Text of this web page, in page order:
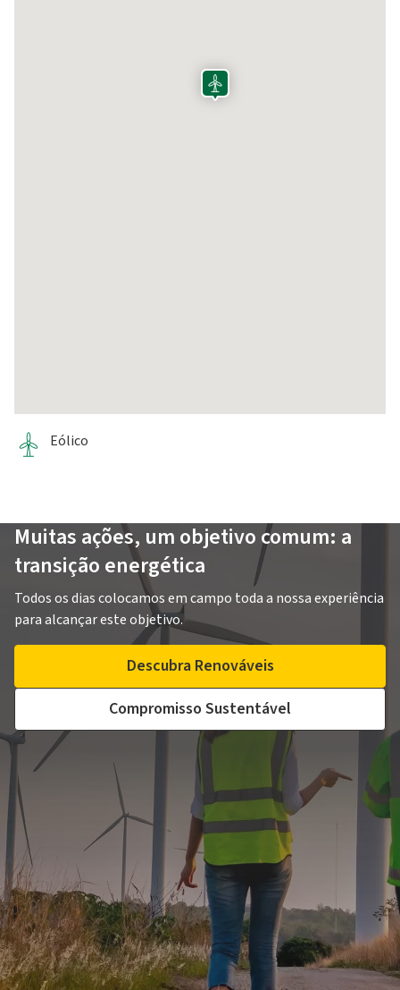
Eólico
Muitas ações, um objetivo comum: a
transição energética
Todos os dias colocamos em campo toda a nossa experiência
para alcançar este objetivo.
Descubra Renováveis
Compromisso Sustentável